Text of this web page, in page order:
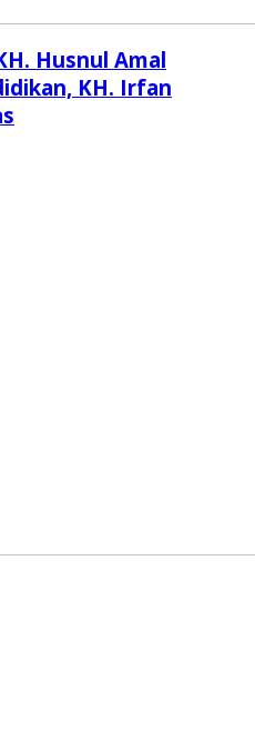
Husnul Amal
KH. Irfan